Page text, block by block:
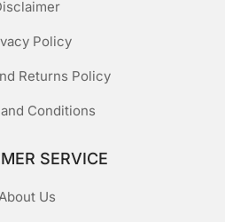
Policy
Returns Policy
Conditions
SERVICE
Us